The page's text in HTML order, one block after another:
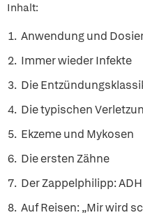
Inhalt:
Anwendung und
Immer wieder Infekte
Die
Die typischen
Ekzeme und Mykosen
Die ersten Zähne
Der Zappelphilipp:
Auf Reisen: „Mir wird